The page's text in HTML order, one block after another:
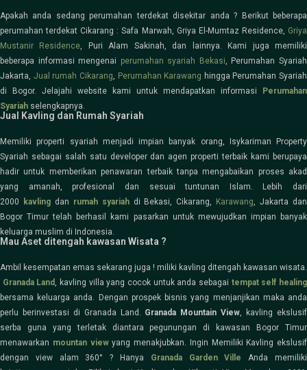
Apakah anda sedang perumahan terdekat disekitar anda ? Berikut beberapa
perumahan terdekat Cikarang : Safa Marwah, Griya El-Mumtaz Residence, Griya
Mustanir Residence, Puri Alam Sakinah, dan lainnya. Kami juga memiliki
beberapa informasi mengenai perumahan syariah Bekasi, Perumahan Syariah
Jakarta, Jual rumah Cikarang, Perumahan Karawang hingga Perumahan Syariah
di Bogor. Jelajahi website kami untuk mendapatkan informasi
Perumahan
Syariah selengkapnya.
Jual Kavling dan Rumah Syariah
Memiliki properti syariah menjadi impian banyak orang, Isykariman Property
Syariah sebagai salah satu developer dan agen properti terbaik kami berupaya
hadir untuk memberikan penawaran terbaik tanpa mengabaikan proses akad
yang amanah, profesional dan sesuai tuntunan Islam. Lebih dari
2000
kavlingdan rumah syariahdi Bekasi, Cikarang, Karawang, Jakarta dan
Bogor Timur telah berhasil kami pasarkan untuk mewujudkan impian banyak
keluarga muslim di Indonesia.
Mau Aset ditengah kawasan Wisata ?
Ambil kesempatan emas sekarang juga ! miliki kavling ditengah kawasan wisata.
Granada Land, kavling villa yang cocok untuk anda sebagai tempat self healing
bersama keluarga anda. Dengan prospek bisnis yang menjanjikan maka anda
perlu berinvestasi di Granada Land. Granada Mountain View, kavling ekslusif
serba guna yang terletak diantara pegunungan di kawasan Bogor Timur
menawarkan mountan viewyang menakjubkan. Ingin Memiliki Kavling ekslusif
dengan view alam 360° ? Hanya Granada Garden Ville
Anda memiliki